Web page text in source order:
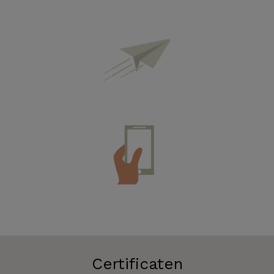
Certificaten